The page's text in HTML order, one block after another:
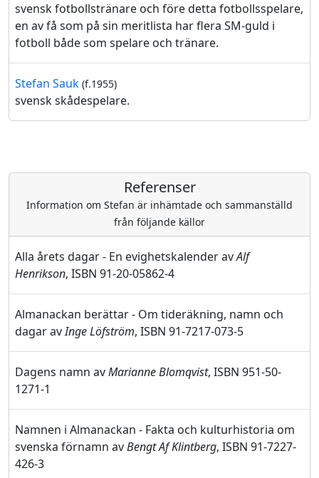
svensk fotbollstränare och före detta fotbollsspelare,
en av få som på sin meritlista har flera SM-guld i
fotboll både som spelare och tränare.
Stefan Sauk (f.1955)
svensk skådespelare.
Referenser
Information om Stefan är inhämtade och sammanställd
från följande källor
Alla årets dagar - En evighetskalender avAlf
Henrikson, ISBN 91-20-05862-4
Almanackan berättar - Om tideräkning, namn och
dagar avInge Löfström, ISBN 91-7217-073-5
Dagens namn avMarianne Blomqvist, ISBN 951-50-
1271-1
Namnen i Almanackan - Fakta och kulturhistoria om
svenska förnamn avBengt Af Klintberg, ISBN 91-7227-
426-3